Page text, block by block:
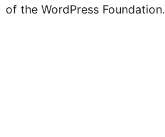
of the WordPress Foundation.